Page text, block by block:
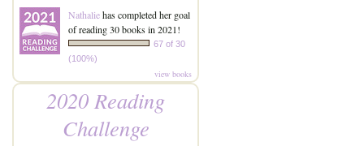
Nathaliehas completed her goal
of reading 30 books in 2021!
67 of 30
(100%)
view books
2020 Reading
Challenge